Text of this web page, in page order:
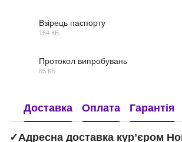
Взірець паспорту
164 КБ
Протокол випробувань
65 КБ
Доставка Оплата Гарантія
✓Адресна доставка кур’єром